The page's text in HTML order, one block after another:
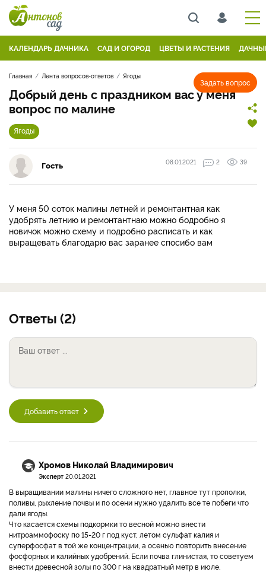
КАЛЕНДАРЬ ДАЧНИКА САД И ОГОРОД ЦВЕТЫ И РАСТЕНИЯ
Задать вопрос
Главная Лента вопросов-ответов Ягоды
Добрый день с праздником вас у меня
вопрос по малине
Ягоды
Гость 08.01.2021 2 39
У меня 50 соток малины летней и ремонтантная как
удобрять летнию и ремонтантнаю можно бодробно я
новичок можно схему и подробно расписать и как
выращевать благодарю вас заранее спосибо вам
Ответы (2)
Добавить ответ
Хромов Николай Владимирович
Эксперт 20.01.2021
В выращивании малины ничего сложного нет, главное тут прополки,
поливы, рыхление почвы и по осени нужно удалить все те побеги что
дали ягоды.
Что касается схемы подкормки то весной можно внести
нитроаммофоску по 15-20 г под куст, летом сульфат калия и
суперфосфат в той же концентрации, а осенью повторить внесение
фосфорных и калийных удобрений. Если почва глинистая, то советуем
внести древесной золы по 300 г на квадратный метр в июле.